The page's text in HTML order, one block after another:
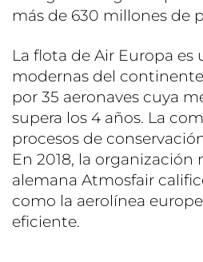
más de 630 millones de
La flota de Air Europa es
modernas del
por 35 aeronaves cuya
supera los 4 años. La
procesos de
En 2018, la
alemana Atmosfair
como la aerolínea
eficiente.